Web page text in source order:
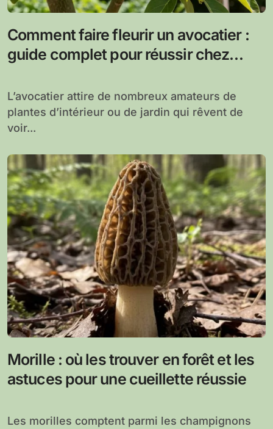
Comment faire fleurir un avocatier :
guide complet pour réussir chez
L’avocatier attire de nombreux amateurs de
plantes d’intérieur ou de jardin qui rêvent de
voir...
Morille : où les trouver en forêt et les
astuces pour une cueillette réussie
Les morilles comptent parmi les champignons